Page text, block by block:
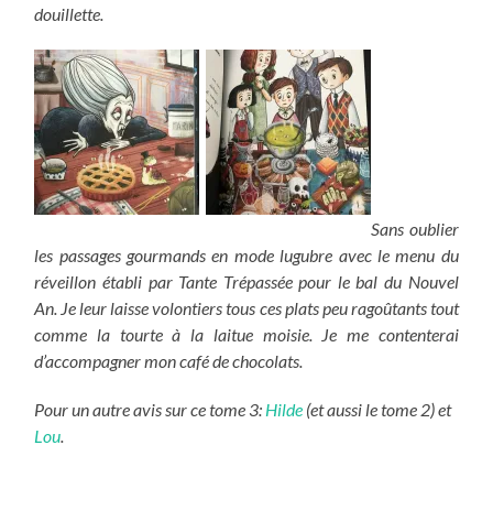
douillette.
Sans oublier
les passages gourmands en mode lugubre avec le menu du
réveillon établi par Tante Trépassée pour le bal du Nouvel
An. Je leur laisse volontiers tous ces plats peu ragoûtants tout
comme la tourte à la laitue moisie. Je me contenterai
d’accompagner mon café de chocolats.
Pour un autre avis sur ce tome 3: Hilde (et aussi le tome 2) et
Lou.